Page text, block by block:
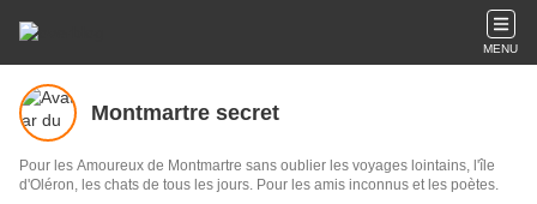
MENU
Montmartre secret
Pour les Amoureux de Montmartre sans oublier les voyages lointains, l'île
d'Oléron, les chats de tous les jours. Pour les amis inconnus et les poètes.